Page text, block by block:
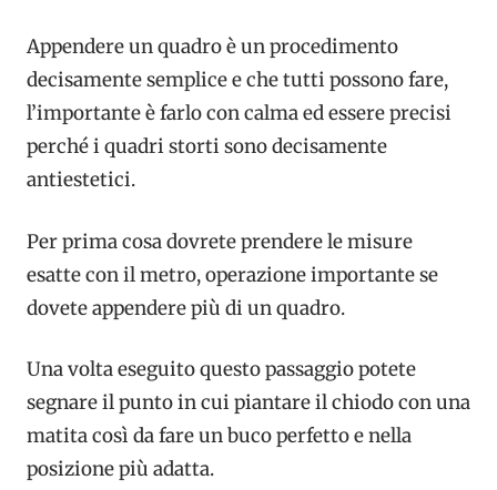
Appendere un quadro è un procedimento
decisamente semplice e che tutti possono fare,
l’importante è farlo con calma ed essere precisi
perché i quadri storti sono decisamente
antiestetici.
Per prima cosa dovrete prendere le misure
esatte con il metro, operazione importante se
dovete appendere più di un quadro.
Una volta eseguito questo passaggio potete
segnare il punto in cui piantare il chiodo con una
matita così da fare un buco perfetto e nella
posizione più adatta.